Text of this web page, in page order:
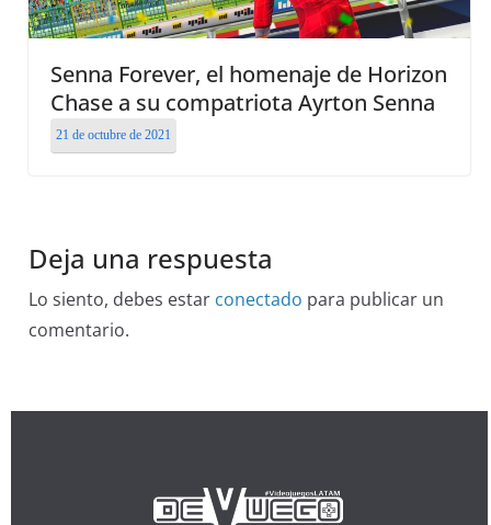
Senna Forever, el homenaje de Horizon
Chase a su compatriota Ayrton Senna
21 de octubre de 2021
Deja una respuesta
Lo siento, debes estar conectado para publicar un
comentario.